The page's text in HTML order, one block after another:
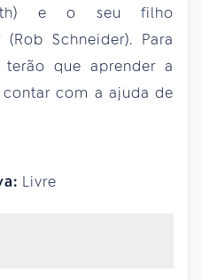
e o seu filho
Schneider). Para
que aprender a
com a ajuda de
Livre